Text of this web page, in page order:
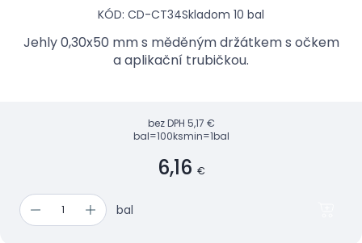
KÓD: CD-CT34Skladom 10 bal
Jehly 0,30x50 mm s měděným držátkem s očkem
a aplikační trubičkou.
bez DPH 5,17 €
bal=100ksmin=1bal
6,16 €
bal